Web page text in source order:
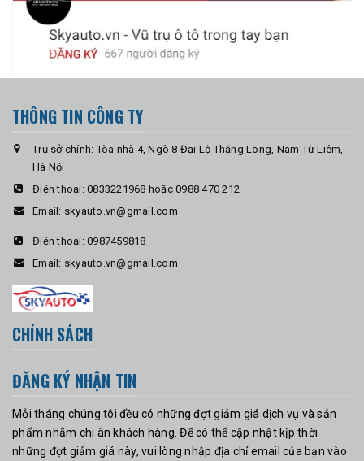
THÔNG TIN CÔNG TY
Trụ sở chính: Tòa nhà 4, Ngõ 8 Đại Lộ Thăng Long, Nam Từ Liêm,
Hà Nội
Điện thoại: 0833221968 hoặc 0988 470 212
Email: skyauto.vn@gmail.com
Điện thoại: 0987459818
Email: skyauto.vn@gmail.com
CHÍNH SÁCH
ĐĂNG KÝ NHẬN TIN
Mỗi tháng chúng tôi đều có những đợt giảm giá dịch vụ và sản
phẩm nhằm chi ân khách hàng. Để có thể cập nhật kịp thời
những đợt giảm giá này, vui lòng nhập địa chỉ email của bạn vào